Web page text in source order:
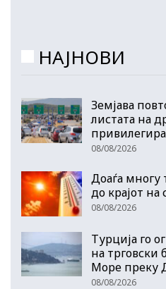
НАЈНОВИ
Земјава
листата на
08/08/2026
Доаѓа многу
до крајот на
08/08/2026
Турција го
на трговски
Море преку
08/08/2026